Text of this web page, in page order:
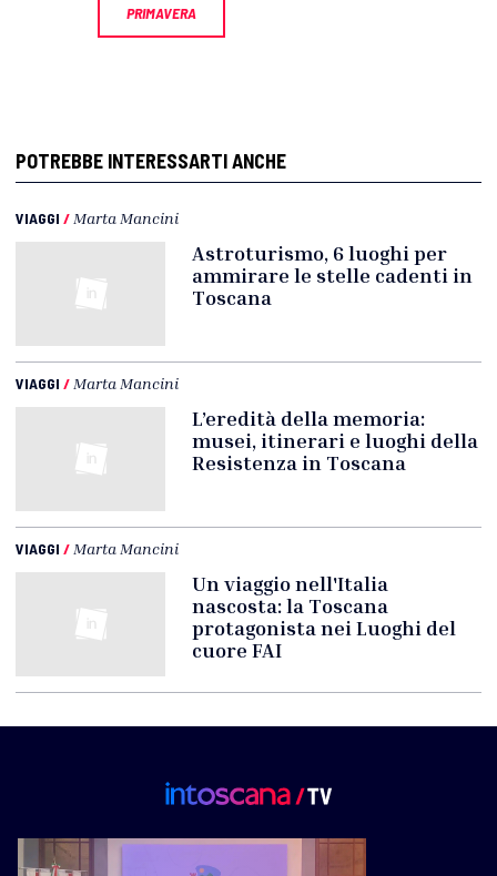
PRIMAVERA
POTREBBE INTERESSARTI ANCHE
VIAGGI /Marta Mancini
Astroturismo, 6 luoghi per
ammirare le stelle cadenti in
Toscana
VIAGGI /Marta Mancini
L’eredità della memoria:
musei, itinerari e luoghi della
Resistenza in Toscana
VIAGGI /Marta Mancini
Un viaggio nell'Italia
nascosta: la Toscana
protagonista nei Luoghi del
cuore FAI